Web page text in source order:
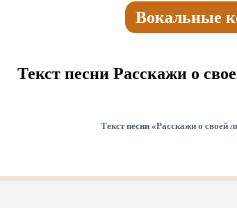
Вокальные
Текст песни Расскажи о
Текст песни «Расскажи о своей